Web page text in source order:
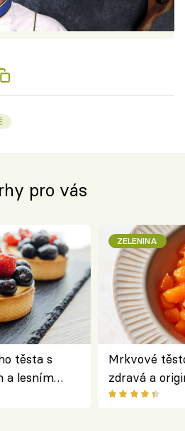
pro vás
těsta s
a lesním
ZELENINA
Mrkvové
zdravá a
klasiky